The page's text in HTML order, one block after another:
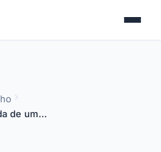
de um…